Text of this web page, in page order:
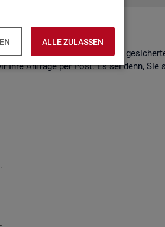
ALLE ZULASSEN
For­mu­lar wer­den mit­tels einer
Ihre An­fra­ge per Post. Es sei denn, Sie